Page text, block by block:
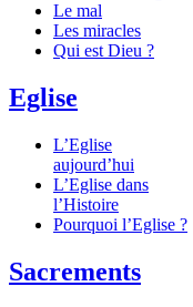
Le mal
Les miracles
Qui est Dieu ?
Eglise
L’Eglise
aujourd’hui
L’Eglise dans
l’Histoire
Pourquoi l’Eglise ?
Sacrements